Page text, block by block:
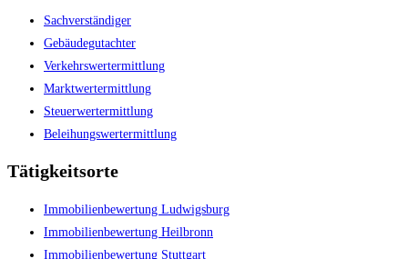
Sachverständiger
Gebäudegutachter
Verkehrswertermittlung
Marktwertermittlung
Steuerwertermittlung
Beleihungswertermittlung
Tätigkeitsorte
Immobilienbewertung Ludwigsburg
Immobilienbewertung Heilbronn
Immobilienbewertung Stuttgart